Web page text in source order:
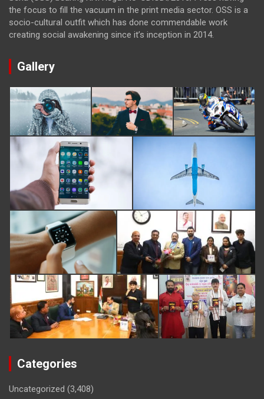
the focus to fill the vacuum in the print media sector. OSS is a
socio-cultural outfit which has done commendable work
creating social awakening since it’s inception in 2014.
Gallery
Categories
Uncategorized (3,408)